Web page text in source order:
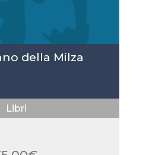
della Milza
Libri